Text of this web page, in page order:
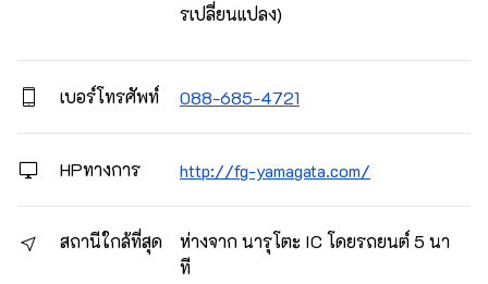
รเปลี่ยนแปลง)
เบอร์โทรศัพท์ 088-685-4721
HPทางการ http://fg-yamagata.com/
สถานีใกล้ที่สุด
ห่างจาก นารุโตะ IC โดยรถยนต์ 5 นา
ที